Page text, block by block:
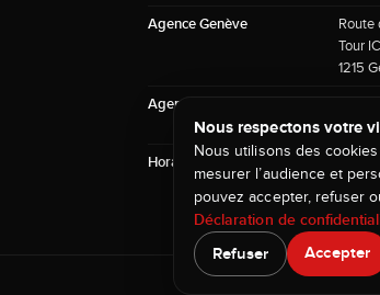
Agence Genève
Route
Tour
1215
Agence Sierre
3960
Horaires
Lun-
9h-12h
Nous respectons votre
Nous utilisons des
mesurer l’audience et
pouvez accepter, refuser
Déclaration de
Refuser
Accepter